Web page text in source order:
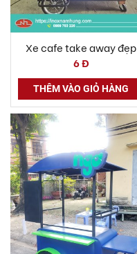
Xe cafe take away đẹp
6 Đ
THÊM VÀO GIỎ HÀNG